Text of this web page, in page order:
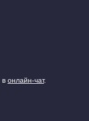
в онлайн-чат.